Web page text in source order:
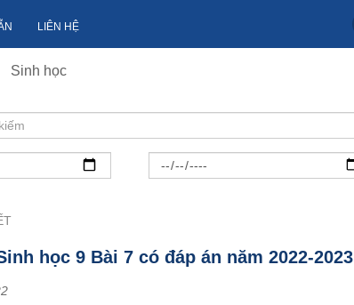
LIÊN HỆ
Sinh học
học 9 Bài 7 có đáp án năm 2022-2023